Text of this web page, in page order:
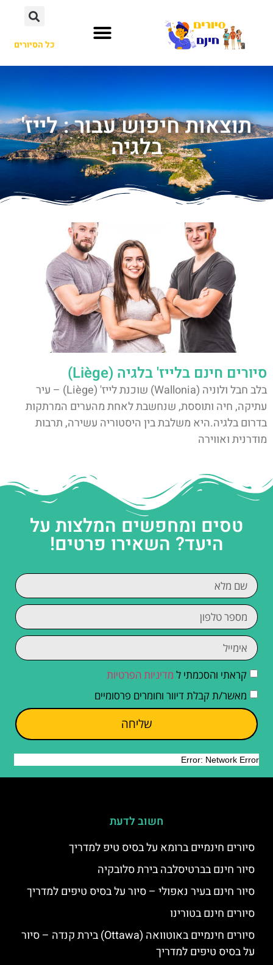
כל הסיורים
תוצאות חיפוש עבור : לייז'
בלגיה
סיורים חינם בלייז' בלגיה (Liège)
בלב חבל ולוניה (Wallonia) שוכנת לייז' (Liège) – עיר
עתיקה, חיה ותוססת, שנחשבת לאחת מהערים המרתקות
בדרום בלגיה.היא משלבת בין היסטוריה עשירה, תרבות
מודרנית ואווירה
טסים ומחפשים המלצות על
היעד? השאירו פרטים!
קראתי והסכמתי ל מדיניות הפרטיות
מאשר/ת קבלת דיוור וחומרים פרסומיים
שליחה
חשוב לדעת
סיורים חינמיים ברומא על בסיס טיפ למדריך
סיור חינם בברטיסלבה בירת סלובקיה
סיור חינם בעיר נאפולי – סיור על בסיס טיפים למדריך
סיורים חינם בטורינו
סיורים חינמיים באוטוואה (Ottawa) בירת קנדה – סיור
על בסיס טיפים למדריך